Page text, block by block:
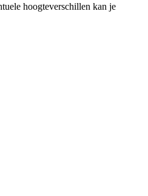
hoogteverschillen kan je